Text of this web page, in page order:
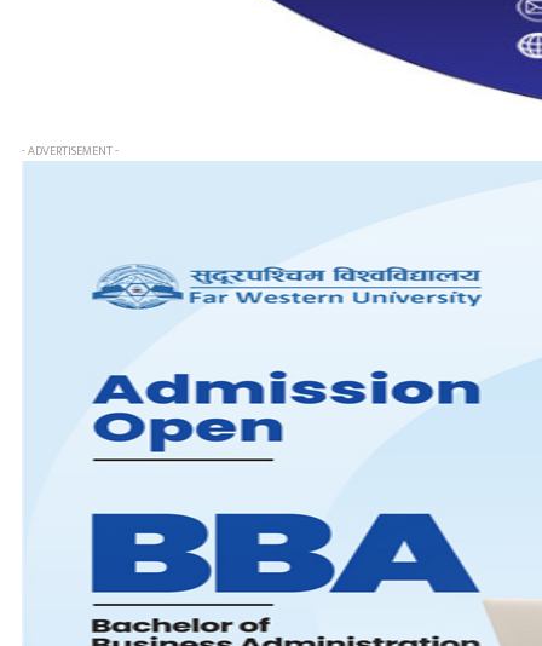
- ADVERTISEMENT -